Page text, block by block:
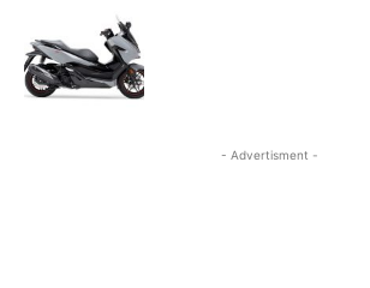
- Advertisment -